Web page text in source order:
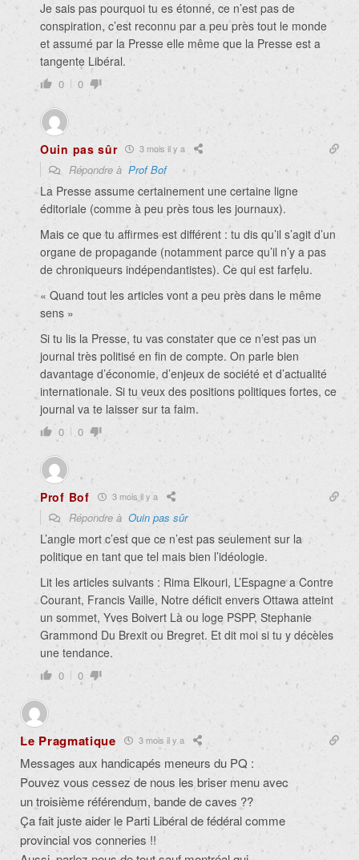
Je sais pas pourquoi tu es étonné, ce n’est pas de
conspiration, c’est reconnu par a peu près tout le monde
et assumé par la Presse elle même que la Presse est a
tangente Libéral.
0 0
Ouin pas sûr 3 mois il y a
Répondre à Prof Bof
La Presse assume certainement une certaine ligne
éditoriale (comme à peu près tous les journaux).
Mais ce que tu affirmes est différent : tu dis qu’il s’agit d’un
organe de propagande (notamment parce qu’il n’y a pas
de chroniqueurs indépendantistes). Ce qui est farfelu.
« Quand tout les articles vont a peu près dans le même
sens »
Si tu lis la Presse, tu vas constater que ce n’est pas un
journal très politisé en fin de compte. On parle bien
davantage d’économie, d’enjeux de société et d’actualité
internationale. Si tu veux des positions politiques fortes, ce
journal va te laisser sur ta faim.
0 0
Prof Bof 3 mois il y a
Répondre à Ouin pas sûr
L’angle mort c’est que ce n’est pas seulement sur la
politique en tant que tel mais bien l’idéologie.
Lit les articles suivants : Rima Elkouri, L’Espagne a Contre
Courant, Francis Vaille, Notre déficit envers Ottawa atteint
un sommet, Yves Boivert Là ou loge PSPP, Stephanie
Grammond Du Brexit ou Bregret. Et dit moi si tu y décèles
une tendance.
0 0
Le Pragmatique 3 mois il y a
Messages aux handicapés meneurs du PQ :
Pouvez vous cessez de nous les briser menu avec
un troisième référendum, bande de caves ??
Ça fait juste aider le Parti Libéral de fédéral comme
provincial vos conneries !!